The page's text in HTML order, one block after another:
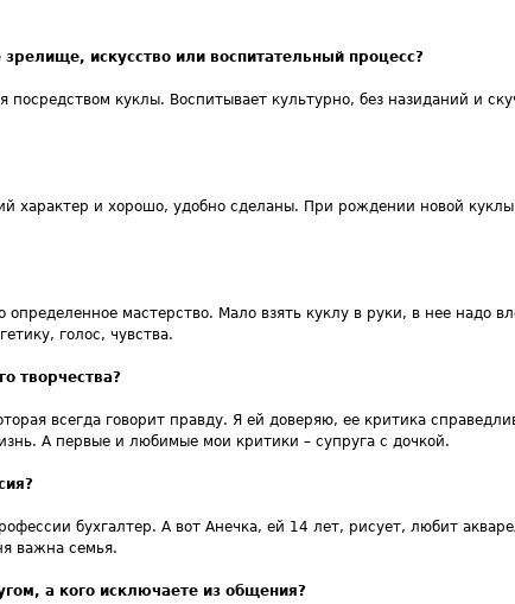
искусство или воспитательный процесс?
посредством куклы. Воспитывает культурно, без назиданий и
характер и хорошо, удобно сделаны. При рождении новой
мастерство. Мало взять куклу в руки, в нее надо
голос, чувства.
творчества?
всегда говорит правду. Я ей доверяю, ее критика
А первые и любимые мои критики – супруга с дочкой.
бухгалтер. А вот Анечка, ей 14 лет, рисует, любит
важна семья.
а кого исключаете из общения?